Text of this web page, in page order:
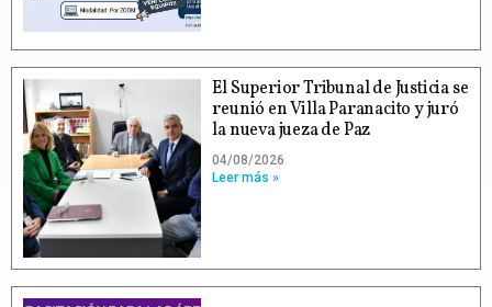
El Superior Tribunal de Justicia se
reunió en Villa Paranacito y juró
la nueva jueza de Paz
04/08/2026
Leer más »